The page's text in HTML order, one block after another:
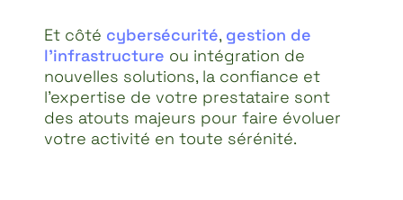
Et côté cybersécurité, gestion de
l’infrastructure ou intégration de
nouvelles solutions, la confiance et
l’expertise de votre prestataire sont
des atouts majeurs pour faire évoluer
votre activité en toute sérénité.